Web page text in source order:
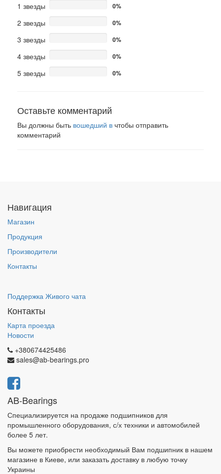
1 звезды
0%
2 звезды 0%
3 звезды 0%
4 звезды 0%
5 звезды 0%
Оставьте комментарий
Вы должны быть вошедший в чтобы отправить
комментарий
Навигация
Магазин
Продукция
Производители
Контакты
Поддержка Живого чата
Контакты
Карта проезда
Новости
+380674425486
sales@ab-bearings.pro
AB-Bearings
Специализируется на продаже подшипников для
промышленного оборудования, с/х техники и автомобилей
более 5 лет.
Вы можете приобрести необходимый Вам подшипник в нашем
магазине в Киеве, или заказать доставку в любую точку
Украины